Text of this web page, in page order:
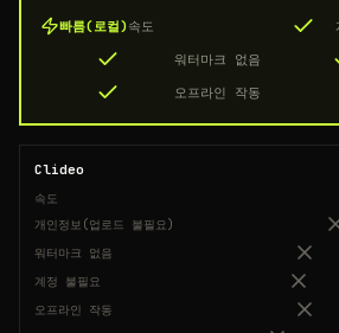
빠름(로컬) 속도
워터마크 없음
오프라인 작동
Clideo
속도
개인정보(업로드 불필요)
워터마크 없음
계정 불필요
오프라인 작동